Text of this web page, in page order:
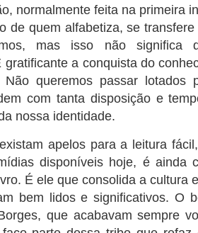
normalmente feita na primeira
de quem alfabetiza, se
mas isso não significa
gratificante a conquista do
queremos passar lotados
com tanta disposição e
nossa identidade.
apelos para a leitura
disponíveis hoje, é ainda
É ele que consolida a cultura
bem lidos e significativos. O
que acabavam sempre